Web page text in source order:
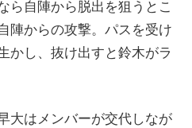
ら自陣から脱出を狙うとこ
陣からの攻撃。パスを受け
かし、抜け出すと鈴木がラ
大はメンバーが交代しなが